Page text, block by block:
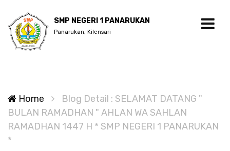
SMP NEGERI 1 PANARUKAN
Panarukan, Kilensari
Home
Blog Detail : SELAMAT DATANG "
BULAN RAMADHAN " AHLAN WA SAHLAN
RAMADHAN 1447 H * SMP NEGERI 1 PANARUKAN
*